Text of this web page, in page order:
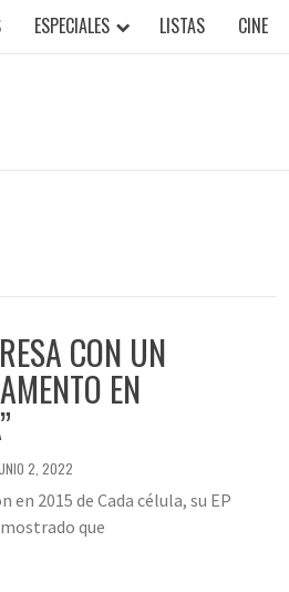
ESPECIALES LISTAS CINE
CON UN
EN
2, 2022
en 2015 de Cada célula, su EP
que